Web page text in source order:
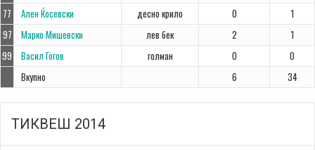
77
Ален Ќосевски десно крило 0
1
97
Марко Мишевски лев бек 2
1
99
Васил Гогов голман 0
0
Вкупно
6 34
ТИКВЕШ 2014